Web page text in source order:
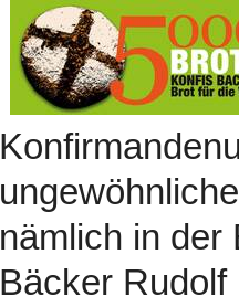
nämlich in der
Bäcker